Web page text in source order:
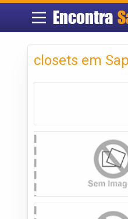
Encontra
closets em